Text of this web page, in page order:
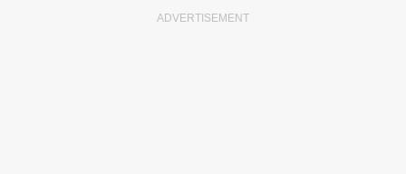
ADVERTISEMENT